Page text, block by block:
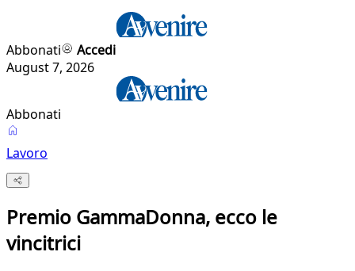
Abbonati
Accedi
August 7, 2026
Abbonati
Lavoro
Premio GammaDonna, ecco le
vincitrici